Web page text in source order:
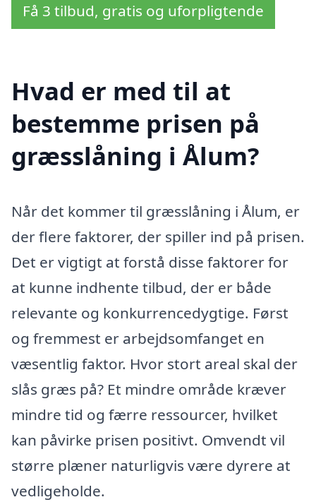
Få 3 tilbud, gratis og uforpligtende
Hvad er med til at
bestemme prisen på
græsslåning i Ålum?
Når det kommer til græsslåning i Ålum, er
der flere faktorer, der spiller ind på prisen.
Det er vigtigt at forstå disse faktorer for
at kunne indhente tilbud, der er både
relevante og konkurrencedygtige. Først
og fremmest er arbejdsomfanget en
væsentlig faktor. Hvor stort areal skal der
slås græs på? Et mindre område kræver
mindre tid og færre ressourcer, hvilket
kan påvirke prisen positivt. Omvendt vil
større plæner naturligvis være dyrere at
vedligeholde.